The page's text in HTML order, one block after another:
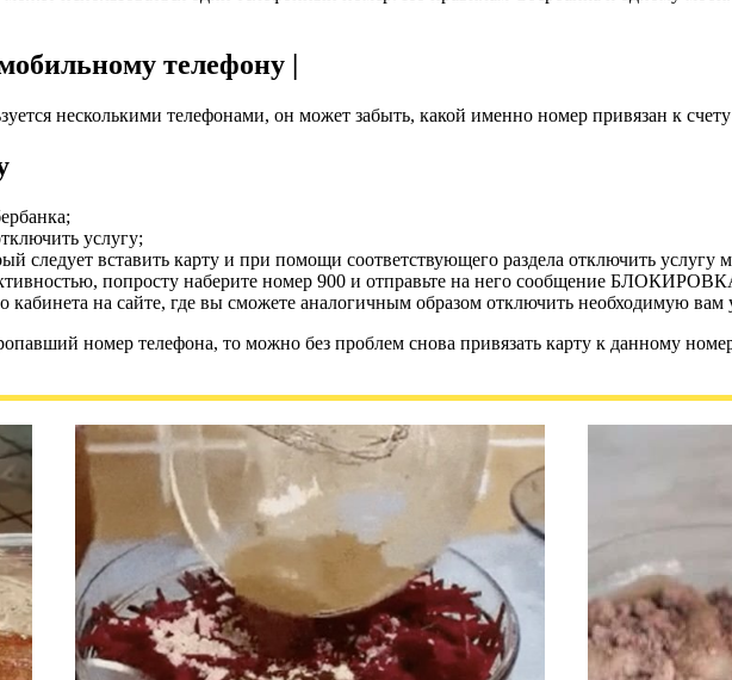
телефону |
несколькими телефонами, он может забыть, какой именно номер привязан к
услугу;
следует вставить карту и при помощи соответствующего раздела отключить услугу
попросту наберите номер 900 и отправьте на него сообщение
кабинета на сайте, где вы сможете аналогичным образом отключить необходимую вам
номер телефона, то можно без проблем снова привязать карту к данному